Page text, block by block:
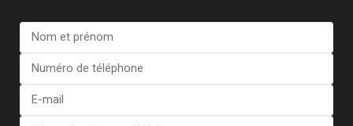
Je consens à la